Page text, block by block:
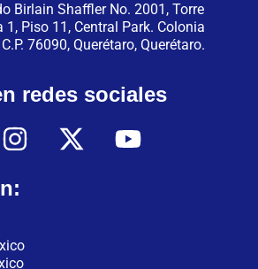
Birlain Shaffler No. 2001, Torre
1, Piso 11, Central Park. Colonia
76090, Querétaro, Querétaro.
redes sociales